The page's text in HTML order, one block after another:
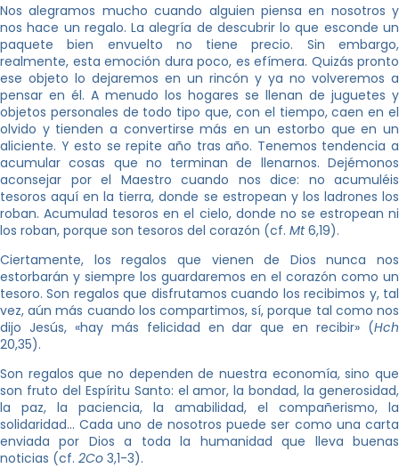
Nos alegramos mucho cuando alguien piensa en nosotros y
nos hace un regalo. La alegría de descubrir lo que esconde un
paquete bien envuelto no tiene precio. Sin embargo,
realmente, esta emoción dura poco, es efímera. Quizás pronto
ese objeto lo dejaremos en un rincón y ya no volveremos a
pensar en él. A menudo los hogares se llenan de juguetes y
objetos personales de todo tipo que, con el tiempo, caen en el
olvido y tienden a convertirse más en un estorbo que en un
aliciente. Y esto se repite año tras año. Tenemos tendencia a
acumular cosas que no terminan de llenarnos. Dejémonos
aconsejar por el Maestro cuando nos dice: no acumuléis
tesoros aquí en la tierra, donde se estropean y los ladrones los
roban. Acumulad tesoros en el cielo, donde no se estropean ni
los roban, porque son tesoros del corazón (cf. Mt6,19).
Ciertamente, los regalos que vienen de Dios nunca nos
estorbarán y siempre los guardaremos en el corazón como un
tesoro. Son regalos que disfrutamos cuando los recibimos y, tal
vez, aún más cuando los compartimos, sí, porque tal como nos
dijo Jesús, «hay más felicidad en dar que en recibir» (Hch
20,35).
Son regalos que no dependen de nuestra economía, sino que
son fruto del Espíritu Santo: el amor, la bondad, la generosidad,
la paz, la paciencia, la amabilidad, el compañerismo, la
solidaridad… Cada uno de nosotros puede ser como una carta
enviada por Dios a toda la humanidad que lleva buenas
noticias (cf. 2Co 3,1-3).